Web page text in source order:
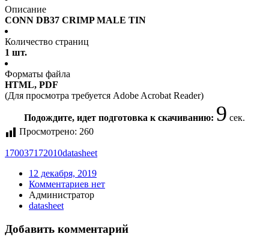
Описание
CONN DB37 CRIMP MALE TIN
Количество страниц
1 шт.
Форматы файла
HTML, PDF
(Для просмотра требуется Adobe Acrobat Reader)
Подождите, идет подготовка к скачиванию: 8 сек.
Просмотрено: 260
170037172010datasheet
12 декабря, 2019
Комментариев нет
Администратор
datasheet
Добавить комментарий